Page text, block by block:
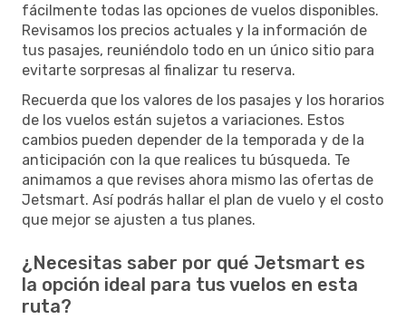
fácilmente todas las opciones de vuelos disponibles.
Revisamos los precios actuales y la información de
tus pasajes, reuniéndolo todo en un único sitio para
evitarte sorpresas al finalizar tu reserva.
Recuerda que los valores de los pasajes y los horarios
de los vuelos están sujetos a variaciones. Estos
cambios pueden depender de la temporada y de la
anticipación con la que realices tu búsqueda. Te
animamos a que revises ahora mismo las ofertas de
Jetsmart. Así podrás hallar el plan de vuelo y el costo
que mejor se ajusten a tus planes.
¿Necesitas saber por qué Jetsmart es
la opción ideal para tus vuelos en esta
ruta?